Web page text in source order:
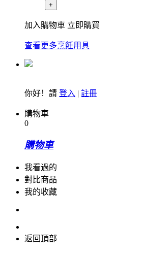
+
加入購物車 立即購買
查看更多烹飪用具
你好！請 登入 | 註冊
購物車
0
購物車
我看過的
對比商品
我的收藏
返回頂部